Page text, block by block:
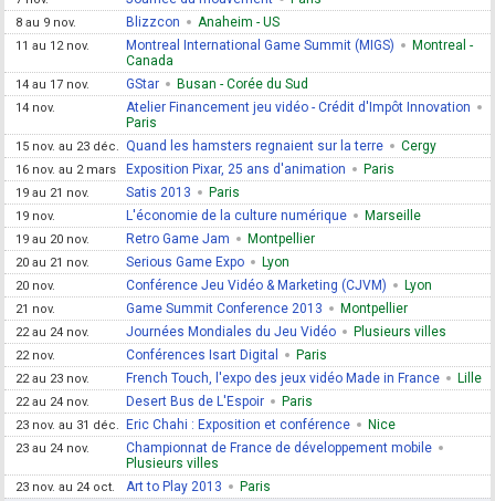
8 au 9 nov. Blizzcon Anaheim - US
11 au 12 nov. Montreal International Game Summit (MIGS)
Montreal -
Canada
14 au 17 nov. GStar Busan - Corée du Sud
14 nov.
Atelier Financement jeu vidéo - Crédit d'Impôt Innovation
Paris
15 nov. au 23 déc. Quand les hamsters regnaient sur la terre Cergy
16 nov. au 2 mars Exposition Pixar, 25 ans d'animation Paris
19 au 21 nov. Satis 2013 Paris
19 nov. L'économie de la culture numérique Marseille
19 au 20 nov. Retro Game Jam Montpellier
20 au 21 nov. Serious Game Expo Lyon
20 nov. Conférence Jeu Vidéo & Marketing (CJVM) Lyon
21 nov. Game Summit Conference 2013 Montpellier
22 au 24 nov. Journées Mondiales du Jeu Vidéo Plusieurs villes
22 nov. Conférences Isart Digital Paris
22 au 23 nov. French Touch, l'expo des jeux vidéo Made in France Lille
22 au 24 nov. Desert Bus de L'Espoir Paris
23 nov. au 31 déc. Eric Chahi : Exposition et conférence Nice
23 au 24 nov.
Championnat de France de développement mobile
Plusieurs villes
23 nov. au 24 oct. Art to Play 2013 Paris